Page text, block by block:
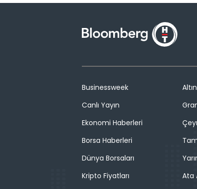
Businessweek
Canlı Yayın
Ekonomi Haberleri
Borsa Haberleri
Dünya Borsaları
Kripto Fiyatları
Ata